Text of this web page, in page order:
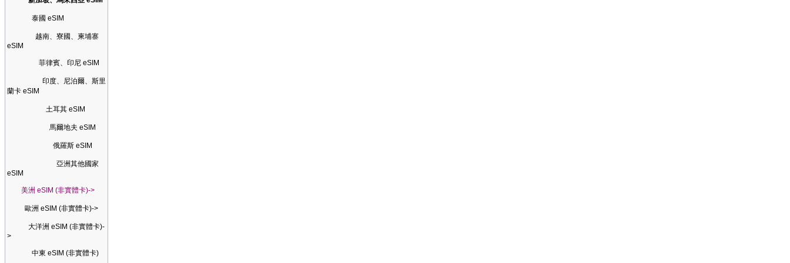
泰國 eSIM
越南、寮國、柬埔寨
eSIM
菲律賓、印尼 eSIM
印度、尼泊爾、斯里
蘭卡 eSIM
土耳其 eSIM
馬爾地夫 eSIM
俄羅斯 eSIM
亞洲其他國家
eSIM
美洲 eSIM (非實體卡)->
歐洲 eSIM (非實體卡)->
大洋洲 eSIM (非實體卡)-
>
中東 eSIM (非實體卡)